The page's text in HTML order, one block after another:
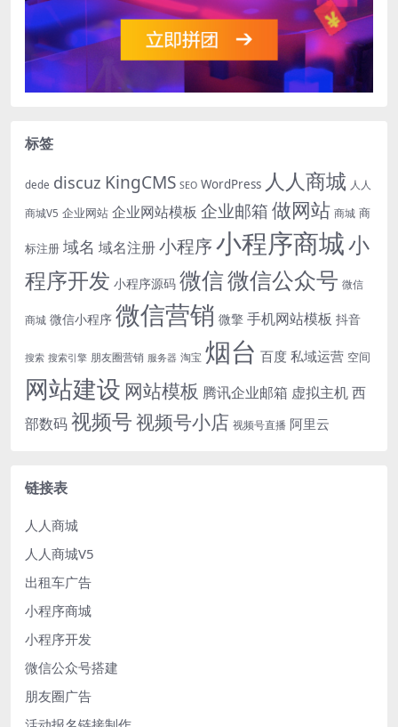
标签
dede discuz KingCMS SEO WordPress 人人商城 人人
商城V5 企业网站 企业网站模板 企业邮箱 做网站 商城 商
标注册 域名 域名注册小程序小程序商城小
程序开发 小程序源码 微信微信公众号 微信
商城 微信小程序 微信营销 微擎 手机网站模板 抖音
搜索 搜索引擎 朋友圈营销 服务器 淘宝 烟台 百度 私域运营 空间
网站建设 网站模板 腾讯企业邮箱 虚拟主机西
部数码视频号视频号小店 视频号直播 阿里云
链接表
人人商城
人人商城V5
出租车广告
小程序商城
小程序开发
微信公众号搭建
朋友圈广告